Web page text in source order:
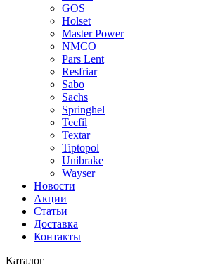
GOS
Holset
Master Power
NMCO
Pars Lent
Resfriar
Sabo
Sachs
Springhel
Tecfil
Textar
Tiptopol
Unibrake
Wayser
Новости
Акции
Статьи
Доставка
Контакты
Каталог